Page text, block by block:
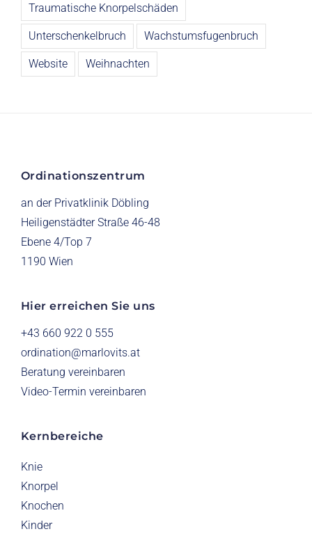
Traumatische Knorpelschäden
Unterschenkelbruch Wachstumsfugenbruch
Website Weihnachten
Ordinationszentrum
an der Privatklinik Döbling
Heiligenstädter Straße 46-48
Ebene 4/Top 7
1190 Wien
Hier erreichen Sie uns
+43 660 922 0 555
ordination@marlovits.at
Beratung vereinbaren
Video-Termin vereinbaren
Kernbereiche
Knie
Knorpel
Knochen
Kinder